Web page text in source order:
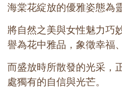
海棠花綻放的優雅姿態為
將自然之美與女性魅力巧
譽為花中雅品，象徵幸福
而盛放時所散發的光采，
處獨有的自信與光芒。